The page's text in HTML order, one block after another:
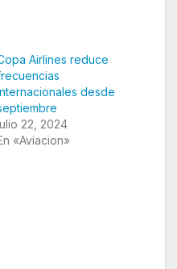
Airlines reduce
desde
22, 2024
«Aviacion»